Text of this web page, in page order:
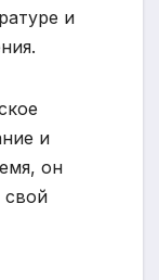
и
и
он
свой